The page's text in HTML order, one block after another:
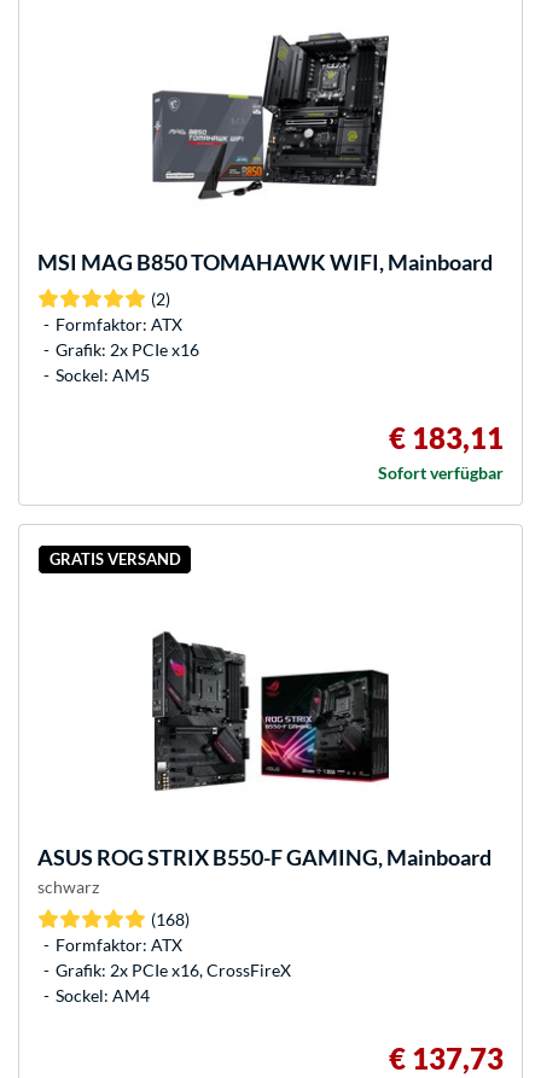
MSI MAG B850 TOMAHAWK WIFI, Mainboard
(2)
Formfaktor: ATX
Grafik: 2x PCIe x16
Sockel: AM5
€ 183,11
Sofort verfügbar
GRATIS VERSAND
ASUS ROG STRIX B550-F GAMING, Mainboard
schwarz
(168)
Formfaktor: ATX
Grafik: 2x PCIe x16, CrossFireX
Sockel: AM4
€ 137,73